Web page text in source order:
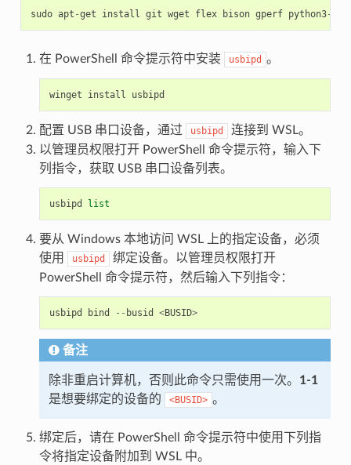
sudo apt -get install git wget flex bison gperf python3-
在 PowerShell 命令提示符中安装 usbipd 。
winget install usbipd
配置 USB 串口设备，通过 usbipd
连接到 WSL。
以管理员权限打开 PowerShell 命令提示符，输入下
列指令，获取 USB 串口设备列表。
usbipd list
要从 Windows 本地访问 WSL 上的指定设备，必须
使用
usbipd
绑定设备。以管理员权限打开
PowerShell 命令提示符，然后输入下列指令：
usbipd bind -- busid <BUSID>
备注
除非重启计算机，否则此命令只需使用一次。 1-1
是想要绑定的设备的
<BUSID> 。
绑定后，请在 PowerShell 命令提示符中使用下列指
令将指定设备附加到 WSL 中。